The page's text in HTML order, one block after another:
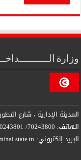
وزارة
المدينة الإدارية ، شارع
الهاتف: 70243800/ 70243801
البريد إلكتروني: contact@minal.state.tn